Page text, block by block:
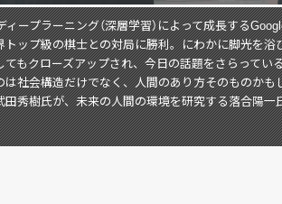
ープラーニング（深層学習）によって成長する
トップ級の棋士との対局に勝利。にわかに脚光を
てもクローズアップされ、今日の話題をさらってい
は社会構造だけでなく、人間のあり方そのものかも
田秀樹氏が、未来の人間の環境を研究する落合陽一